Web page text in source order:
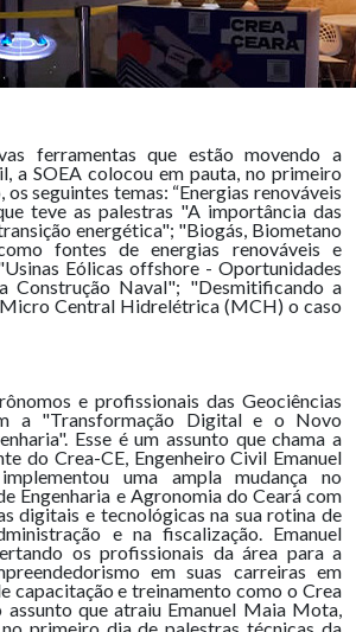
ferramentas que estão movendo a
a SOEA colocou em pauta, no primeiro
seguintes temas: “Energias renováveis
teve as palestras "A importância das
energética"; "Biogás, Biometano
fontes de energias renováveis e
Eólicas offshore - Oportunidades
Construção Naval"; "Desmitificando a
Central Hidrelétrica (MCH) o caso
e profissionais das Geociências
a "Transformação Digital e o Novo
Esse é um assunto que chama a
do Crea-CE, Engenheiro Civil Emanuel
uma ampla mudança no
Engenharia e Agronomia do Ceará com
digitais e tecnológicas na sua rotina de
e na fiscalização. Emanuel
os profissionais da área para a
em suas carreiras em
capacitação e treinamento como o Crea
assunto que atraiu Emanuel Maia Mota,